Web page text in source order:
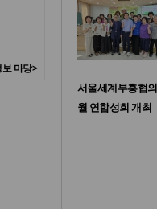
마당>
서울세계부흥협
월 연합성회 개최